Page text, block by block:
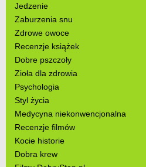
Jedzenie
Zaburzenia snu
Zdrowe owoce
Recenzje książek
Dobre pszczoły
Zioła dla zdrowia
Psychologia
Styl życia
Medycyna niekonwencjonalna
Recenzje filmów
Kocie historie
Dobra krew